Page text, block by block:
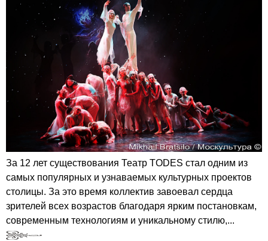
За 12 лет существования Театр TODES стал одним из
самых популярных и узнаваемых культурных проектов
столицы. За это время коллектив завоевал сердца
зрителей всех возрастов благодаря ярким постановкам,
современным технологиям и уникальному стилю,...